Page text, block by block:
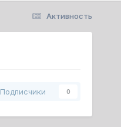
Активность
Подписчики 0